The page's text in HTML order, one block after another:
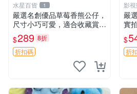
水星百貨 1
嚴選名創優品草莓香熊公仔，
尺寸小巧可愛，適合收藏賞玩
30cm 玩具 公仔 草莓熊
$289 8折
折扣碼
影
嚴
實
腦
$
折